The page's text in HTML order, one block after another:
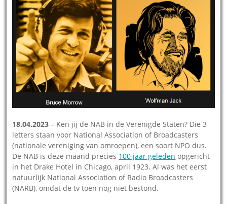
18.04.2023 – Ken jij de NAB in de Verenigde Staten? Die 3
letters staan voor National Association of Broadcasters
(nationale vereniging van omroepen), een soort NPO dus.
De NAB is deze maand precies 100 jaar geleden opgericht
in het Drake Hotel in Chicago, april 1923. Al was het eerst
natuurlijk National Association of Radio Broadcasters
(NARB), omdat de tv toen nog niet bestond.